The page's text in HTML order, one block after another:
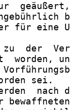
für eine
der
worden,
sei.
nach